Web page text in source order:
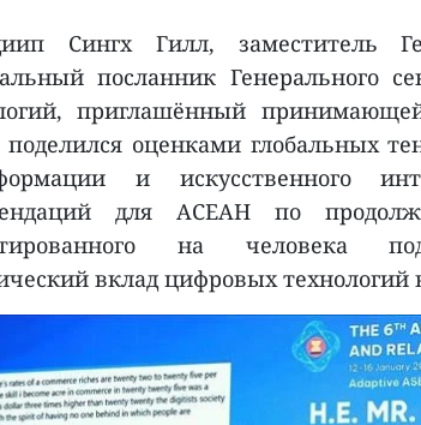
Сингх Гилл, заместитель
посланник Генерального
приглашённый
оценками глобальных
и искусственного
для АСЕАН по
на человека
вклад цифровых технологий